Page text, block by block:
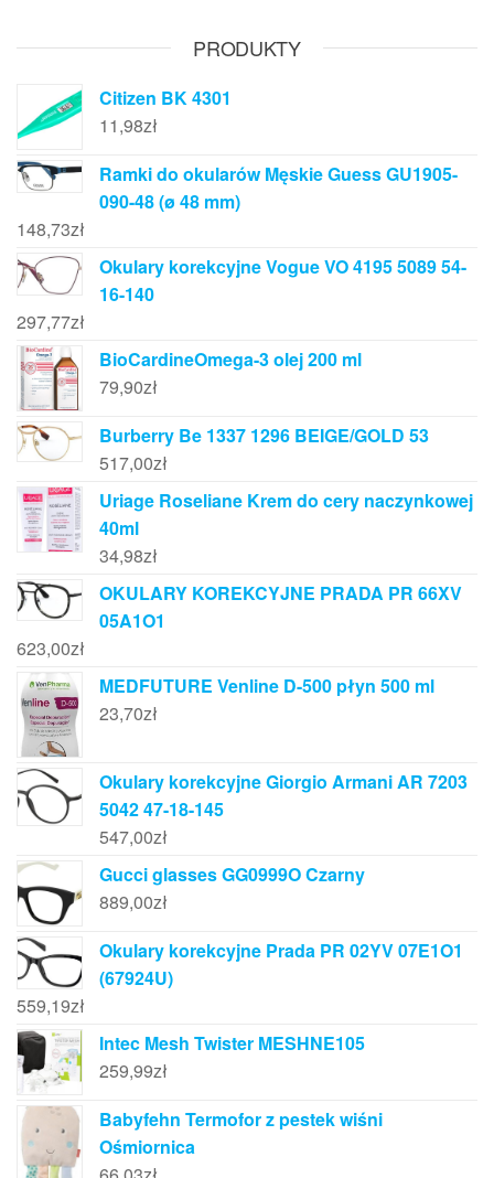
PRODUKTY
Citizen BK 4301
11,98zł
Ramki do okularów Męskie Guess GU1905-
090-48 (ø 48 mm)
148,73zł
Okulary korekcyjne Vogue VO 4195 5089 54-
16-140
297,77zł
BioCardineOmega-3 olej 200 ml
79,90zł
Burberry Be 1337 1296 BEIGE/GOLD 53
517,00zł
Uriage Roseliane Krem do cery naczynkowej
40ml
34,98zł
OKULARY KOREKCYJNE PRADA PR 66XV
05A1O1
623,00zł
MEDFUTURE Venline D-500 płyn 500 ml
23,70zł
Okulary korekcyjne Giorgio Armani AR 7203
5042 47-18-145
547,00zł
Gucci glasses GG0999O Czarny
889,00zł
Okulary korekcyjne Prada PR 02YV 07E1O1
(67924U)
559,19zł
Intec Mesh Twister MESHNE105
259,99zł
Babyfehn Termofor z pestek wiśni
Ośmiornica